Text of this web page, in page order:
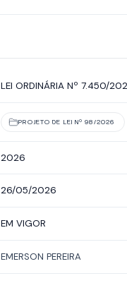
LEI ORDINÁRIA Nº 7.450/
PROJETO DE LEI Nº 98/2026
2026
26/05/2026
EM VIGOR
EMERSON PEREIRA